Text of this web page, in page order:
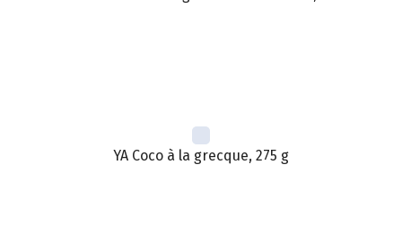
YA Coco à la grecque, 275 g